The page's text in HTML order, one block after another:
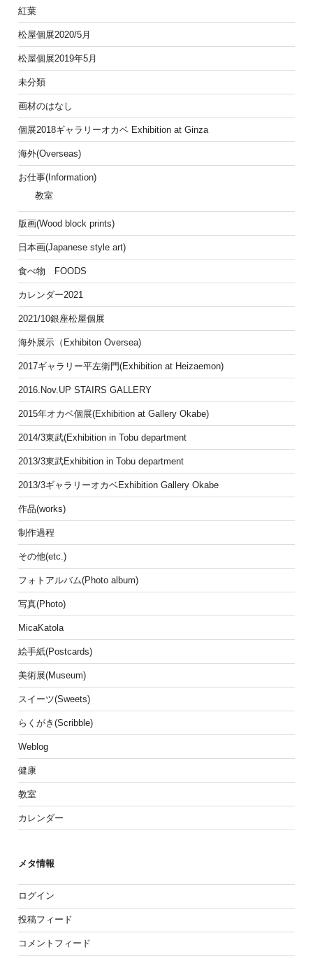
紅葉
松屋個展2020/5月
松屋個展2019年5月
未分類
画材のはなし
個展2018ギャラリーオカベ Exhibition at Ginza
海外(Overseas)
お仕事(Information)
教室
版画(Wood block prints)
日本画(Japanese style art)
食べ物 FOODS
カレンダー2021
2021/10銀座松屋個展
海外展示（Exhibiton Oversea)
2017ギャラリー平左衛門(Exhibition at Heizaemon)
2016.Nov.UP STAIRS GALLERY
2015年オカベ個展(Exhibition at Gallery Okabe)
2014/3東武(Exhibition in Tobu department
2013/3東武Exhibition in Tobu department
2013/3ギャラリーオカベExhibition Gallery Okabe
作品(works)
制作過程
その他(etc.)
フォトアルバム(Photo album)
写真(Photo)
MicaKatola
絵手紙(Postcards)
美術展(Museum)
スイーツ(Sweets)
らくがき(Scribble)
Weblog
健康
教室
カレンダー
メタ情報
ログイン
投稿フィード
コメントフィード